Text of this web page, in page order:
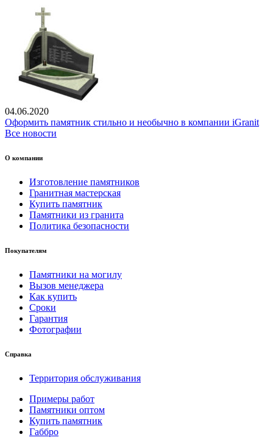
04.06.2020
Оформить памятник стильно и необычно в компании iGranit
Все новости
О компании
Изготовление памятников
Гранитная мастерская
Купить памятник
Памятники из гранита
Политика безопасности
Покупателям
Памятники на могилу
Вызов менеджера
Как купить
Сроки
Гарантия
Фотографии
Справка
Территория обслуживания
Примеры работ
Памятники оптом
Купить памятник
Габбро